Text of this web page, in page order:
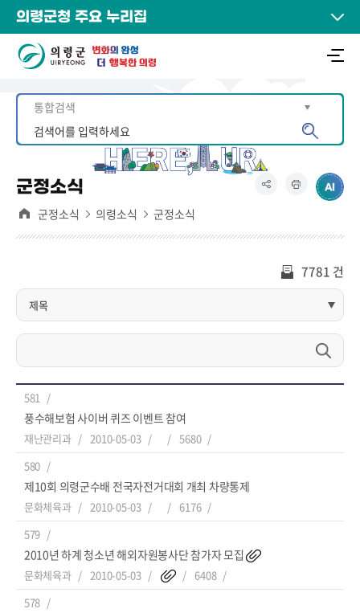
의령군청 주요 누리집
군정소식
군정소식 의령소식 군정소식
7781 건
581
풍수해보험 사이버 퀴즈 이벤트 참여
재난관리과 2010-05-03
5680
580
제10회 의령군수배 전국자전거대회 개최 차량통제
문화체육과 2010-05-03
6176
579
2010년 하계 청소년 해외자원봉사단 참가자 모집
문화체육과 2010-05-03
6408
578